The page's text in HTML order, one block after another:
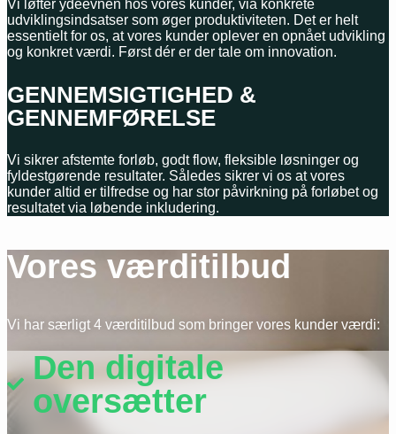
Vi løfter ydeevnen hos vores kunder, via konkrete
udviklingsindsatser som øger produktiviteten. Det er helt
essentielt for os, at vores kunder oplever en opnået udvikling
og konkret værdi. Først dér er der tale om innovation.
GENNEMSIGTIGHED &
GENNEMFØRELSE
Vi sikrer afstemte forløb, godt flow, fleksible løsninger og
fyldestgørende resultater. Således sikrer vi os at vores
kunder altid er tilfredse og har stor påvirkning på forløbet og
resultatet via løbende inkludering.
Vores værditilbud
Vi har særligt 4 værditilbud som bringer vores kunder værdi:
Den digitale
oversætter